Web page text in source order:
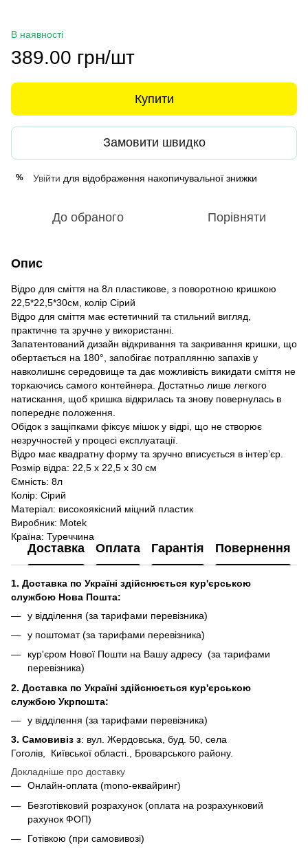
В наявності
389.00 грн/шт
Купити
Замовити швидко
% Увійти для відображення накопичувальної знижки
До обраного Порівняти
Опис
Відро для сміття на 8л пластикове, з поворотною кришкою
22,5*22,5*30см, колір Сірий
Відро для сміття має естетичний та стильний вигляд,
практичне та зручне у використанні.
Запатентований дизайн відкривання та закривання кришки, що
обертається на 180°, запобігає потраплянню запахів у
навколишнє середовище та дає можливість викидати сміття не
торкаючись самого контейнера. Достатньо лише легкого
натискання, щоб кришка відкрилась та знову повернулась в
попереднє положення.
Обідок з защіпками фіксує мішок у відрі, що не створює
незручностей у процесі експлуатації.
Відро має квадратну форму та зручно вписується в інтер’єр.
Розмір відра: 22,5 х 22,5 х 30 см
Ємність: 8л
Колір: Сірий
Матеріал: високоякісний міцний пластик
Виробник: Motek
Країна: Туреччина
Доставка Оплата Гарантія Повернення
1. Доставка по Україні здійснюється кур'єрською
службою Нова Пошта:
у відділення (за тарифами перевізника)
у поштомат (за тарифами перевізника)
кур'єром Нової Пошти на Вашу адресу (за тарифами
перевізника)
2. Доставка по Україні здійснюється кур'єрською
службою Укрпошта:
у відділення (за тарифами перевізника)
3. Самовивіз з: вул. Жердовська, буд. 50, села
Гоголів, Київської області., Броварського району.
Докладніше про доставку
Онлайн-оплата (mono-еквайринг)
Безготівковий розрахунок (оплата на розрахунковий
рахунок ФОП)
Готівкою (при самовивозі)